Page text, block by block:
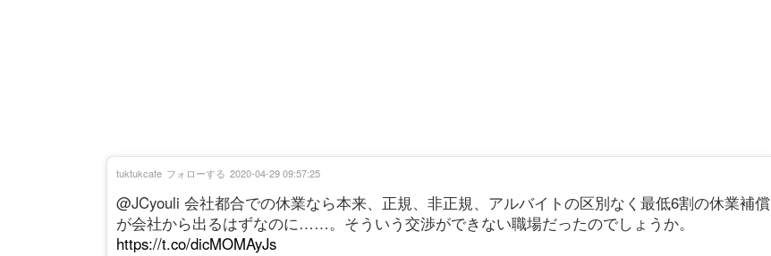
@JCyouli 会社都合での休業なら本来、正規、非正規、アルバイトの区別なく最低6割の休業補償
が会社から出るはずなのに……。そういう交渉ができない職場だったのでしょうか。
https://t.co/dicMOMAyJs
tuktukcafe フォローする 2020-04-29 09:57:25